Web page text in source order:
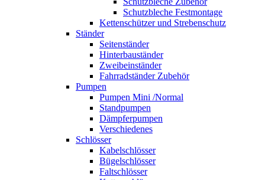
Schutzbleche Festmontage
Kettenschützer und Strebenschutz
Ständer
Seitenständer
Hinterbauständer
Zweibeinständer
Fahrradständer Zubehör
Pumpen
Pumpen Mini /Normal
Standpumpen
Dämpferpumpen
Verschiedenes
Schlösser
Kabelschlösser
Bügelschlösser
Faltschlösser